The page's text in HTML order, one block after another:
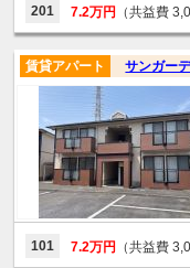
201 7.2万円 （共益費
サンガー
賃貸アパート
101 7.2万円 （共益費